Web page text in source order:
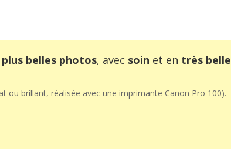
belles photos, avec soin et en très belle
ou brillant, réalisée avec une imprimante Canon Pro 100).